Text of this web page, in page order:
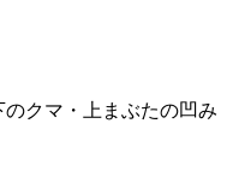
のクマ・上まぶたの凹み